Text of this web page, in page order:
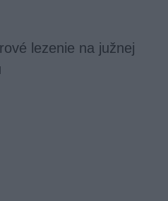
lezenie na južnej